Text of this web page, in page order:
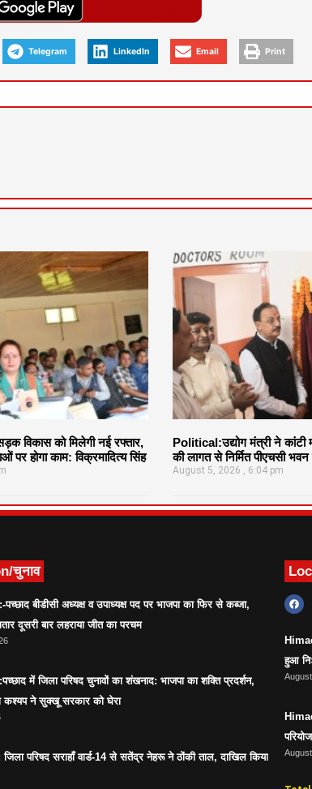
Telegram LinkedIn Email Print
विकास को मिलेगी नई रफ्तार,
पर होगा काम: विक्रमादित्य सिंह
Political:उद्योग मंत्री ने
की लागत से निर्मित पीएचसी भवन
August 5, 2026 6:04 pm
चुनाव
बीडीसी अध्यक्ष व उपाध्यक्ष पद पर भाजपा का फिर से कब्जा,
दूसरी बार लहराया जीत का परचम
में जिला परिषद चुनावों का शंखनाद: भाजपा का शक्ति प्रदर्शन,
कश्यप ने सुक्खू सरकार को घेरा
जिला परिषद सराहाँ वार्ड-14 से सतेंद्र नेहरू ने ठोंकी ताल, दाखिल किया
हुआ